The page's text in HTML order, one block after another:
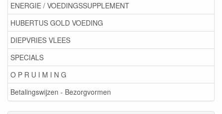
ENERGIE / VOEDINGSSUPPLEMENT
HUBERTUS GOLD VOEDING
DIEPVRIES VLEES
SPECIALS
O P R U I M I N G
Betalingswijzen - Bezorgvormen